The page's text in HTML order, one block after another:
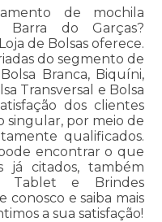
de mochila
Barra do Garças?
de Bolsas oferece.
do segmento de
Branca, Biquíni,
Transversal e Bolsa
dos clientes
singular, por meio de
qualificados.
encontrar o que
já citados, também
Tablet e Brindes
conosco e saiba mais
a sua satisfação!